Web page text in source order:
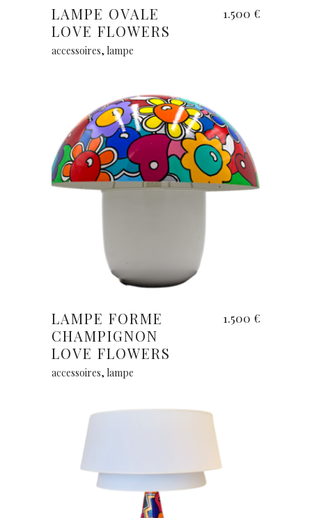
LAMPE OVALE
LOVE FLOWERS
1.500 €
accessoires, lampe
Ajouter au panier
LAMPE FORME
CHAMPIGNON
LOVE FLOWERS
1.500 €
accessoires, lampe